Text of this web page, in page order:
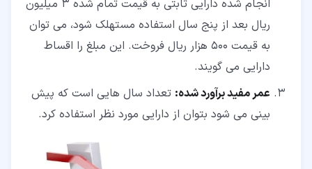
انجام شده دارایی ثابتی به قیمت تمام شده 3 میلیون
ریال بعد از پنج سال استفاده مستهلک شود، می توان
به قیمت 500 هزار ریال فروخت. این مبلغ را اقساط
دارایی می گویند.
عمر مفید برآورد شده: تعداد سال هایی است که پیش
بینی می شود بتوان از دارایی مورد نظر استفاده کرد.